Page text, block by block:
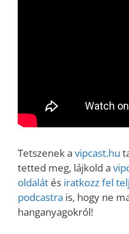
Tetszenek a vipcast.hu
tetted meg, lájkold a
oldalát és iratkozz fel
podcastra is, hogy ne
hanganyagokról!